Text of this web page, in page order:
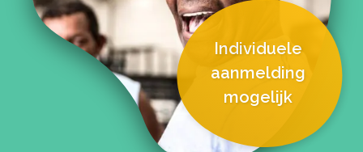
Individuele
aanmelding
mogelijk